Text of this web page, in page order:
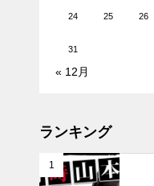
24 25 26
31
« 12月
ランキング
1